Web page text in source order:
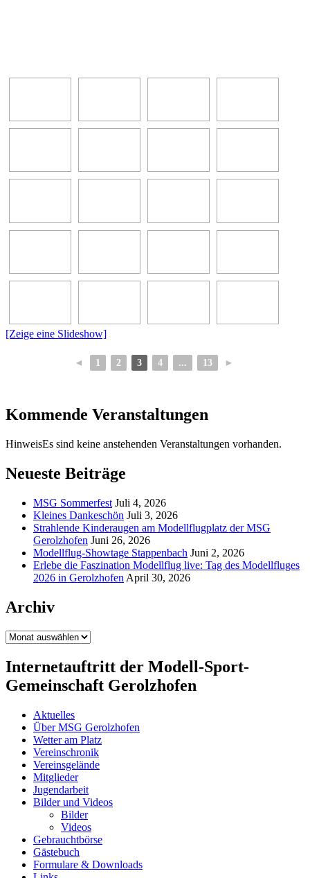
[Zeige eine Slideshow]
◄ 1 2 3 4 ... 13 ►
Kommende Veranstaltungen
HinweisEs sind keine anstehenden Veranstaltungen vorhanden.
Neueste Beiträge
MSG Sommerfest Juli 4, 2026
Kleines Dankeschön Juli 3, 2026
Strahlende Kinderaugen am Modellflugplatz der MSG
Gerolzhofen Juni 26, 2026
Modellflug-Showtage Stappenbach Juni 2, 2026
Erlebe die Faszination Modellflug live: Tag des Modellfluges
2026 in Gerolzhofen April 30, 2026
Archiv
Archiv
Internetauftritt der Modell-Sport-
Gemeinschaft Gerolzhofen
Aktuelles
Über MSG Gerolzhofen
Wetter am Platz
Vereinschronik
Vereinsgelände
Mitglieder
Jugendarbeit
Bilder und Videos
Bilder
Videos
Gebrauchtbörse
Gästebuch
Formulare & Downloads